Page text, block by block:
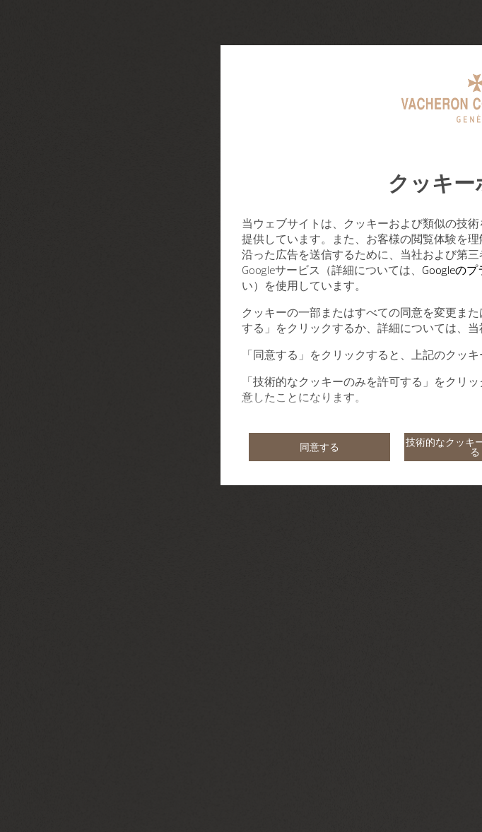
クッキ
当ウェブサイトは、クッキーおよび類似の技
提供しています。また、お客様の閲覧体験を
沿った広告を送信するために、当社および第
Googleサービス（詳細については、 Googleの
い）を使用しています。
クッキーの一部またはすべての同意を変更ま
する」をクリックするか、詳細については、当
「同意する」をクリックすると、上記のクッ
「技術的なクッキーのみを許可する」をクリ
意したことになります。
同意する 技術的なクッキ
る